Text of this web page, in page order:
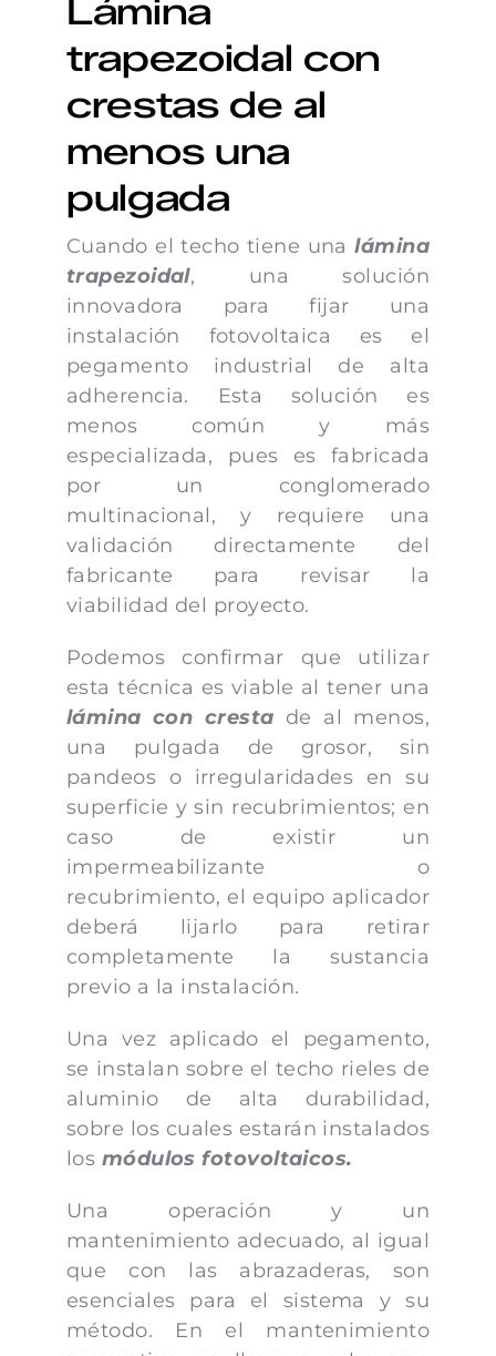
Lámina
trapezoidal con
crestas de al
menos una
pulgada
Cuando el techo tiene unalámina
trapezoidal, una solución
innovadora para fijar una
instalación fotovoltaica es el
pegamento industrial de alta
adherencia. Esta solución es
menos común y más
especializada, pues es fabricada
por un conglomerado
multinacional, y requiere una
validación directamente del
fabricante para revisar la
viabilidad del proyecto.
Podemos confirmar que utilizar
esta técnica es viable al tener una
lámina con cresta de al menos,
una pulgada de grosor, sin
pandeos o irregularidades en su
superficie y sin recubrimientos; en
caso de existir un
impermeabilizante o
recubrimiento, el equipo aplicador
deberá lijarlo para retirar
completamente la sustancia
previo a la instalación.
Una vez aplicado el pegamento,
se instalan sobre el techo rieles de
aluminio de alta durabilidad,
sobre los cuales estarán instalados
los módulos fotovoltaicos.
Una operación y un
mantenimiento adecuado, al igual
que con las abrazaderas, son
esenciales para el sistema y su
método. En el mantenimiento